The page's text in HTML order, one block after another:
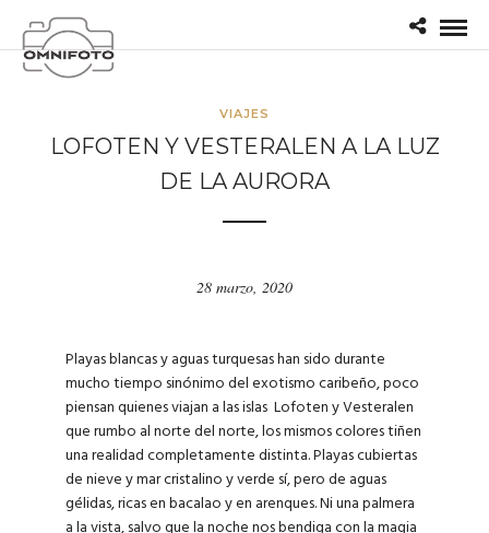
VIAJES
LOFOTEN Y VESTERALEN A LA LUZ
DE LA AURORA
28 marzo, 2020
Playas blancas y aguas turquesas han sido durante
mucho tiempo sinónimo del exotismo caribeño, poco
piensan quienes viajan a las islas Lofoten y Vesteralen
que rumbo al norte del norte, los mismos colores tiñen
una realidad completamente distinta. Playas cubiertas
de nieve y mar cristalino y verde sí, pero de aguas
gélidas, ricas en bacalao y en arenques. Ni una palmera
a la vista, salvo que la noche nos bendiga con la magia